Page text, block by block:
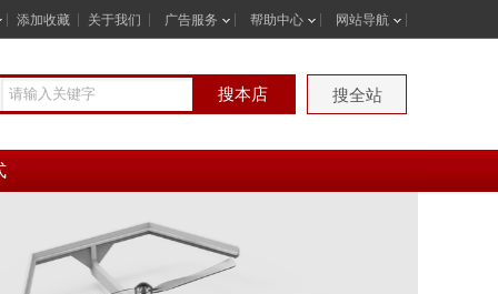
添加收藏 关于我们 广告服务 帮助中心 网站导航
搜本店 搜全站